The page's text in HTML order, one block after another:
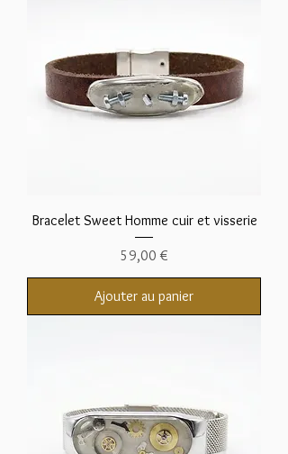
Bracelet Sweet Homme cuir et visserie
Prix
59,00 €
Ajouter au panier